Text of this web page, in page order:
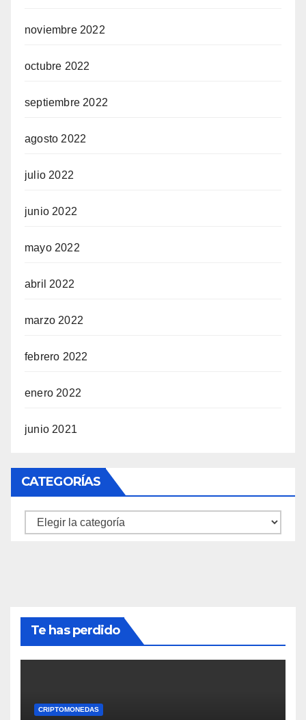
noviembre 2022
octubre 2022
septiembre 2022
agosto 2022
julio 2022
junio 2022
mayo 2022
abril 2022
marzo 2022
febrero 2022
enero 2022
junio 2021
CATEGORÍAS
Categorías
Te has perdido
CRIPTOMONEDAS